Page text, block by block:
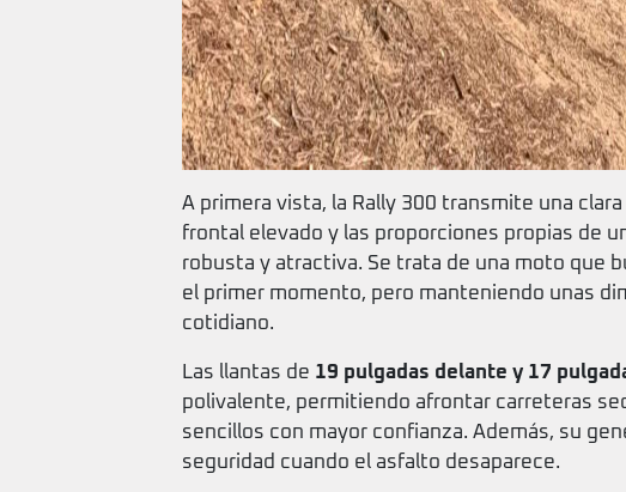
A primera vista, la Rally 300 transmite una
frontal elevado y las proporciones propias de
robusta y atractiva. Se trata de una moto que
el primer momento, pero manteniendo unas
cotidiano.
Las llantas de 19 pulgadas delante y 17
polivalente, permitiendo afrontar carreteras
sencillos con mayor confianza. Además, su
seguridad cuando el asfalto desaparece.